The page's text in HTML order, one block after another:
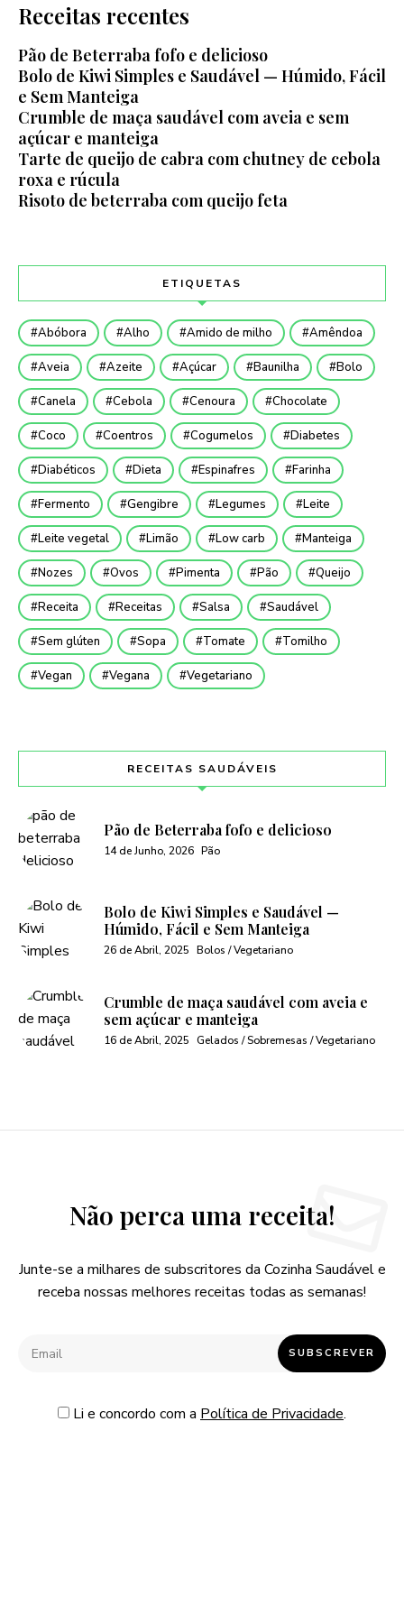
Receitas recentes
Pão de Beterraba fofo e delicioso
Bolo de Kiwi Simples e Saudável — Húmido, Fácil
e Sem Manteiga
Crumble de maça saudável com aveia e sem
açúcar e manteiga
Tarte de queijo de cabra com chutney de cebola
roxa e rúcula
Risoto de beterraba com queijo feta
ETIQUETAS
Abóbora Alho Amido de milho Amêndoa
Aveia Azeite Açúcar Baunilha Bolo
Canela Cebola Cenoura Chocolate
Coco Coentros Cogumelos Diabetes
Diabéticos Dieta Espinafres Farinha
Fermento Gengibre Legumes Leite
Leite vegetal Limão Low carb Manteiga
Nozes Ovos Pimenta Pão Queijo
Receita Receitas Salsa Saudável
Sem glúten Sopa Tomate Tomilho
Vegan Vegana Vegetariano
RECEITAS SAUDÁVEIS
Pão de Beterraba fofo e delicioso
14 de Junho, 2026 Pão
Bolo de Kiwi Simples e Saudável —
Húmido, Fácil e Sem Manteiga
26 de Abril, 2025 Bolos / Vegetariano
Crumble de maça saudável com aveia e
sem açúcar e manteiga
16 de Abril, 2025 Gelados / Sobremesas / Vegetariano
Não perca uma receita!
Junte-se a milhares de subscritores da Cozinha Saudável e
receba nossas melhores receitas todas as semanas!
Li e concordo com a Política de Privacidade.